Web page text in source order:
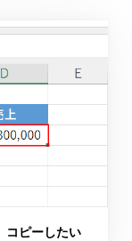
コピーしたい